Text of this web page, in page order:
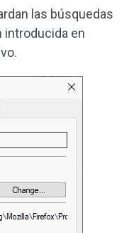
las búsquedas
introducida en